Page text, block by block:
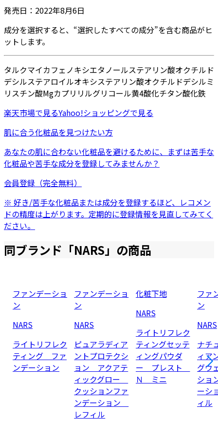
発売日： 2022年8月6日
成分を選択すると、“選択したすべての成分”を含む商品がヒ
ットします。
タルクマイカフェノキシエタノールステアリン酸オクチルド
デシルステアロイルオキシステアリン酸オクチルドデシルミ
リスチン酸Mgカプリリルグリコール黄4酸化チタン酸化鉄
楽天市場で見るYahoo!ショッピングで見る
肌に合う化粧品を見つけたい方
あなたの肌に合わない化粧品を避けるために、まずは苦手な
化粧品や苦手な成分を登録してみませんか？
会員登録（完全無料）
※ 好き/苦手な化粧品または成分を登録するほど、レコメン
ドの精度は上がります。定期的に登録情報を見直してみてく
ださい。
同ブランド「NARS」の商品
ファンデーショ
ン
NARS
ライトリフレク
ティング ファ
ンデーション
ファンデーショ
ン
NARS
ピュアラディア
ントプロテクシ
ョン アクアテ
ィックグロー
クッションファ
ンデーション
レフィル
化粧下地
NARS
ライトリフレク
ティングセッテ
ィングパウダ
ー プレスト
Ｎ ミニ
ファ
ン
NARS
ナチ
ィア
グウ
ショ
ーシ
ィル